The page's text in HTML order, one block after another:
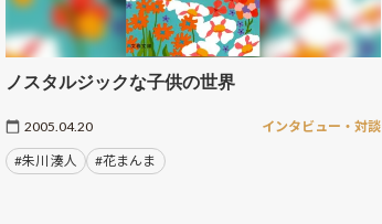
ノスタルジックな子供の世界
2005.04.20 インタビュー・対談
#朱川 湊人 #花まんま